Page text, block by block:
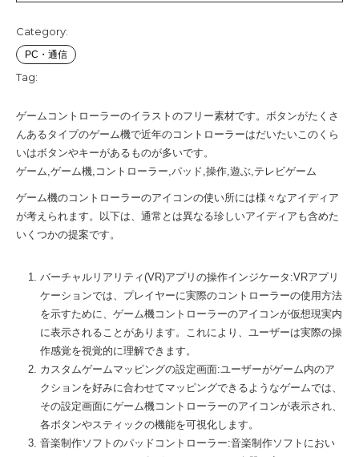
Category:
PC・通信
Tag:
ゲームコントローラーのイラストのフリー素材です。ボタンがたくさ
んあるタイプのゲーム機で近年のコントローラーはだいたいこのくら
いはボタンやキーがあるものが多いです。
ゲーム,ゲーム機,コントローラー,パッド,操作,遊ぶ,テレビゲーム
ゲーム機のコントローラーのアイコンの使い所には様々なアイディア
が考えられます。以下は、通常とは異なる珍しいアイディアも含めた
いくつかの提案です。
バーチャルリアリティ(VR)アプリの操作インジケータ:VRアプリ
ケーションでは、プレイヤーに実際のコントローラーの使用方法
を示すために、ゲーム機コントローラーのアイコンが仮想現実内
に表示されることがあります。これにより、ユーザーは実際の操
作感覚を視覚的に理解できます。
カスタムゲームマッピングの設定画面:ユーザーがゲーム内のア
クションを好みに合わせてマッピングできるようなゲームでは、
その設定画面にゲーム機コントローラーのアイコンが表示され、
各ボタンやスティックの機能を可視化します。
音楽制作ソフトのパッドコントローラー:音楽制作ソフトにおい